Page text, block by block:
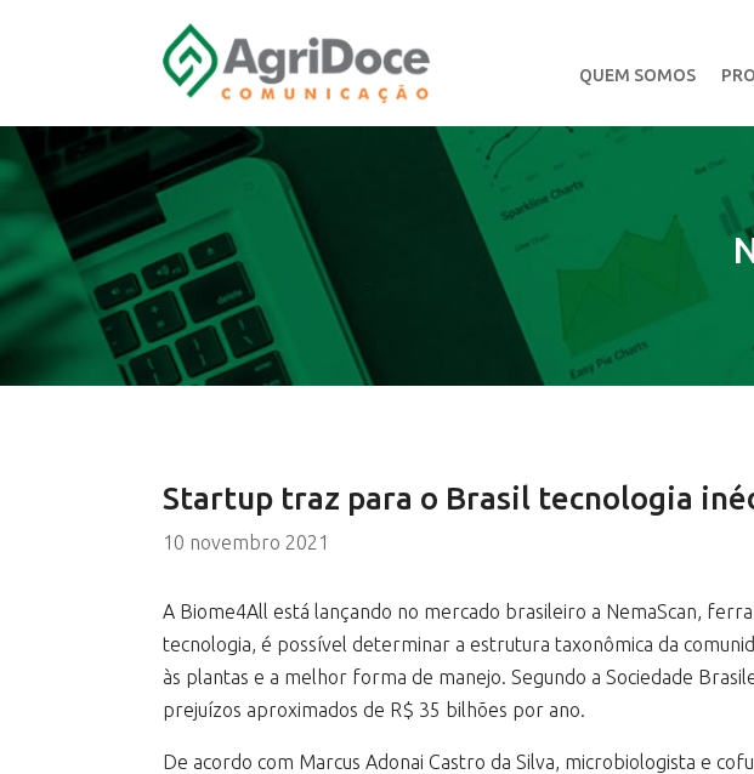
QUEM SOMOS
Startup traz para o Brasil tecnologia
10 novembro 2021
A Biome4All está lançando no mercado brasileiro a NemaScan,
tecnologia, é possível determinar a estrutura taxonômica da
às plantas e a melhor forma de manejo. Segundo a Sociedade
prejuízos aproximados de R$ 35 bilhões por ano.
De acordo com Marcus Adonai Castro da Silva, microbiologista e